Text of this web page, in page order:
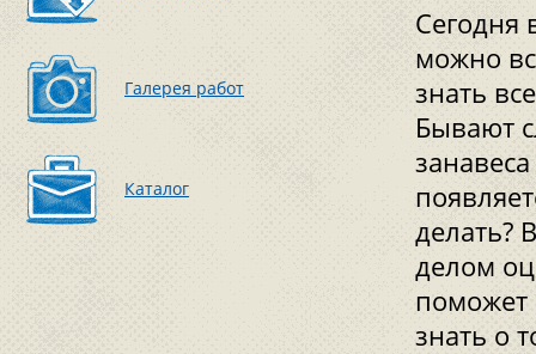
Галерея работ
Каталог
Сегодня
можно
знать
Бывают
делать?
делом
поможет
знать о